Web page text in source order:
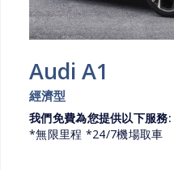
Audi A1
經濟型
我們免費為您提供以下服務:
*無限里程 *24/7機場取車